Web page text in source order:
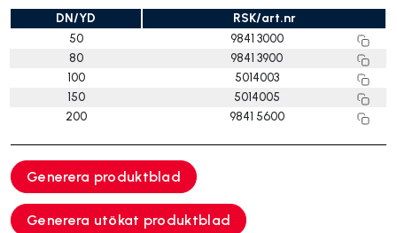
DN/YD
RSK/art.nr
50
9841 3000
80
9841 3900
100
5014003
150
5014005
200
9841 5600
Generera produktblad
Generera utökat produktblad